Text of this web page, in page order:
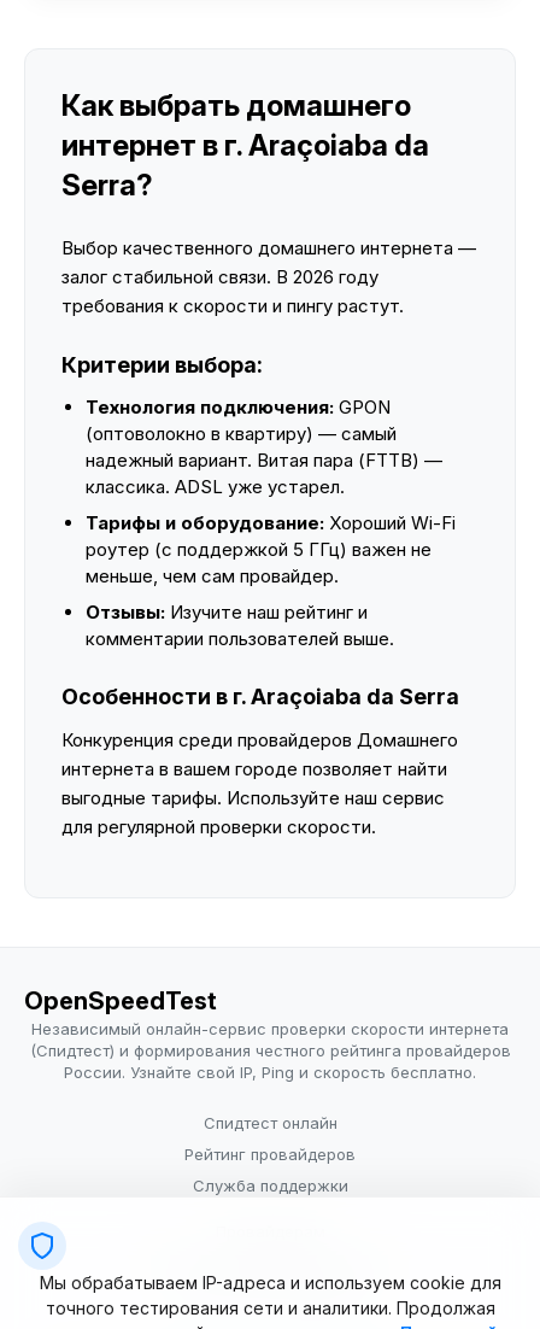
Как выбрать домашнего
интернет в г. Araçoiaba da
Serra?
Выбор качественного домашнего интернета —
залог стабильной связи. В 2026 году
требования к скорости и пингу растут.
Критерии выбора:
Технология подключения: GPON
(оптоволокно в квартиру) — самый
надежный вариант. Витая пара (FTTB) —
классика. ADSL уже устарел.
Тарифы и оборудование: Хороший Wi-Fi
роутер (с поддержкой 5 ГГц) важен не
меньше, чем сам провайдер.
Отзывы: Изучите наш рейтинг и
комментарии пользователей выше.
Особенности в г. Araçoiaba da Serra
Конкуренция среди провайдеров Домашнего
интернета в вашем городе позволяет найти
выгодные тарифы. Используйте наш сервис
для регулярной проверки скорости.
OpenSpeedTest
Независимый онлайн-сервис проверки скорости интернета
(Спидтест) и формирования честного рейтинга провайдеров
России. Узнайте свой IP, Ping и скорость бесплатно.
Спидтест онлайн
Рейтинг провайдеров
Служба поддержки
Условия использования
Мы обрабатываем IP-адреса и используем cookie для
точного тестирования сети и аналитики. Продолжая